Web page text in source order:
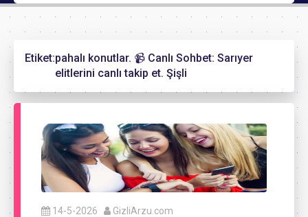
Etiket:pahalı konutlar. 📹 Canlı Sohbet: Sarıyer
elitlerini canlı takip et. Şişli
14-5-2026 GizliArzu.com